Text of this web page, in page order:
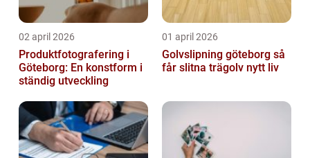
02 april 2026
Produktfotografering i
Göteborg: En konstform i
ständig utveckling
01 april 2026
Golvslipning göteborg så
får slitna trägolv nytt liv